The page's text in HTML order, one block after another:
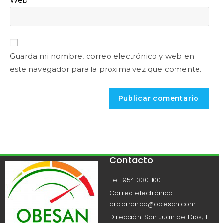
Guarda mi nombre, correo electrónico y web en
este navegador para la próxima vez que comente.
Contacto
Tel: 954 330 100
Correo electrónico:
drbarranco@obesan.com
Dirección: San Juan de Dios, 1.